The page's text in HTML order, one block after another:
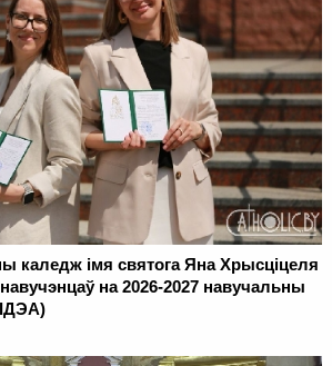
каледж імя святога Яна Хрысціцеля
на 2026-2027 навучальны